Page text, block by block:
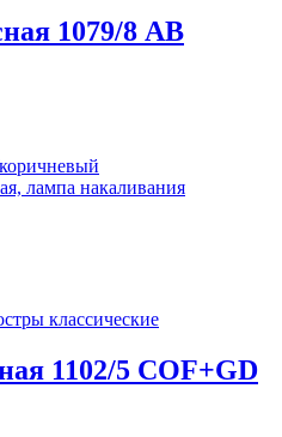
1079/8 AB
лампа накаливания
классические
1102/5 COF+GD